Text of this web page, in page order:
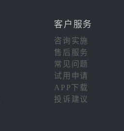
客户服务
咨询实施
售后服务
常见问题
试用申请
APP下载
投诉建议